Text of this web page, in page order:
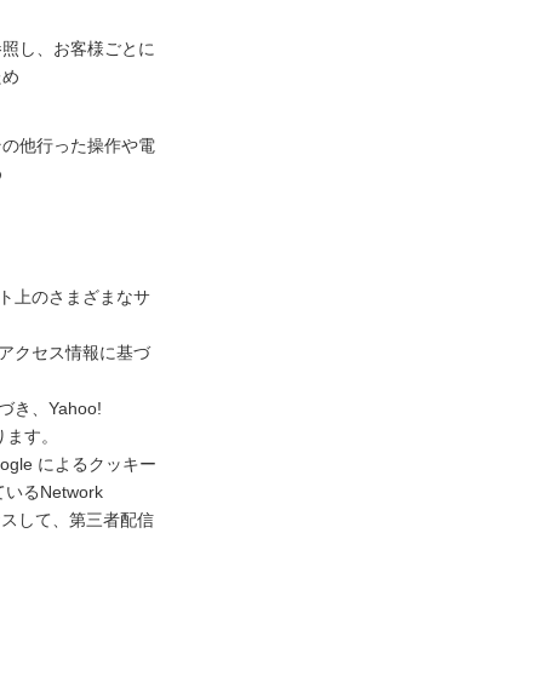
し、お客様ごとに
他行った操作や電
上のさまざまなサ
クセス情報に基づ
き、Yahoo!
す。
によるクッキー
いるNetwork
して、第三者配信